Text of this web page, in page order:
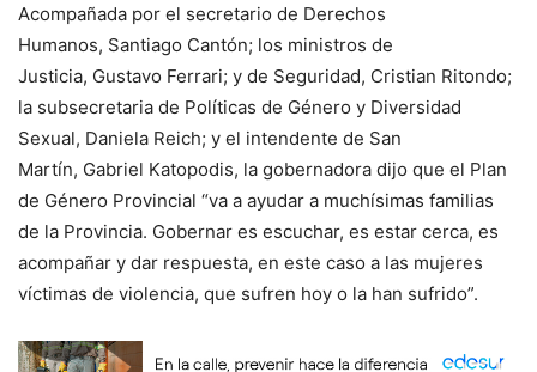
Acompañada por el secretario de Derechos
Humanos, Santiago Cantón; los ministros de
Justicia, Gustavo Ferrari; y de Seguridad, Cristian Ritondo;
la subsecretaria de Políticas de Género y Diversidad
Sexual, Daniela Reich; y el intendente de San
Martín, Gabriel Katopodis, la gobernadora dijo que el Plan
de Género Provincial “va a ayudar a muchísimas familias
de la Provincia. Gobernar es escuchar, es estar cerca, es
acompañar y dar respuesta, en este caso a las mujeres
víctimas de violencia, que sufren hoy o la han sufrido”.